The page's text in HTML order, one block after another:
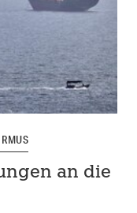
an die